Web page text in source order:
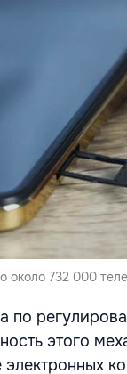
около 732 000
по
этого